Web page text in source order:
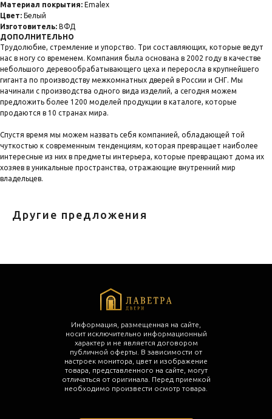
Материал покрытия: Emalex
Цвет: Белый
Изготовитель: ВФД
ДОПОЛНИТЕЛЬНО
Трудолюбие, стремление и упорство. Три составляющих, которые ведут
нас в ногу со временем. Компания была основана в 2002 году в качестве
небольшого деревообрабатывающего цеха и переросла в крупнейшего
гиганта по производству межкомнатных дверей в России и СНГ. Мы
начинали с производства одного вида изделий, а сегодня можем
предложить более 1200 моделей продукции в каталоге, которые
продаются в 10 странах мира.
Спустя время мы можем назвать себя компанией, обладающей той
чуткостью к современным тенденциям, которая превращает наиболее
интересные из них в предметы интерьера, которые превращают дома их
хозяев в уникальные пространства, отражающие внутренний мир
владельцев.
Другие предложения
Информация, размещенная на сайте,
носит исключительно информационный
характер и не является договором
публичной оферты. В зависимости от
настроек монитора, цвет и изображение
товара, представленного на сайте, могут
отличаться от оригинала. Перед приемкой
необходимо произвести осмотр товара.